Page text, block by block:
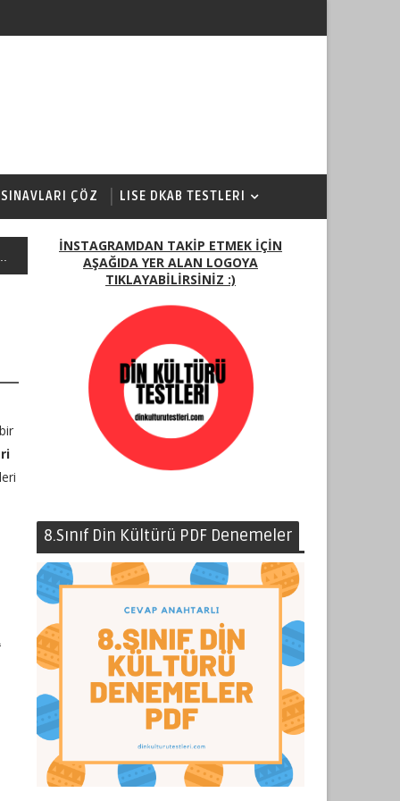
ÇÖZ LISE DKAB TESTLERI
İNSTAGRAMDAN TAKİP ETMEK İÇİN
AŞAĞIDA YER ALAN LOGOYA
TIKLAYABİLİRSİNİZ :)
8.Sınıf Din Kültürü PDF Denemeler